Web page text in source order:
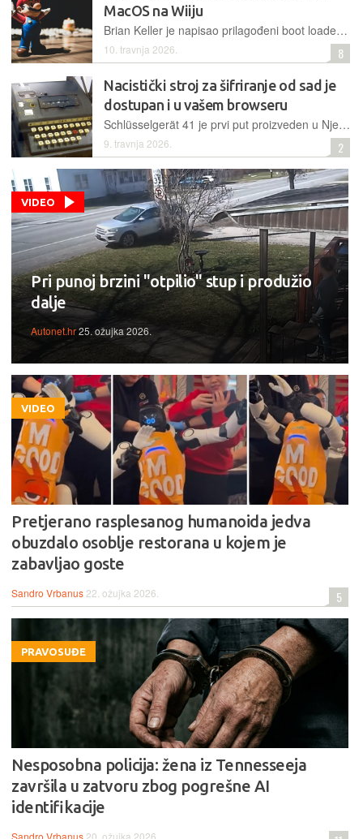
MacOS na Wiiju
Brian Keller je napisao prilagođeni boot loader, zakrpao kernel i napisao nove upravljačke programe. Čak je osposobio i Wiijeve USB portove za unos računalnim mišem i tipkovnicom.
10. travnja 2026. 8
Nacistički stroj za šifriranje od sad je
dostupan i u vašem browseru
Schlüsselgerät 41 je prvi put proizveden u Njemačkoj tijekom Drugog svjetskog rata, kao moguća zamjena za puno poznatiju Enigmu. Sad je dobio digitalno izdanje
9. travnja 2026. 2
VIDEO
Pri punoj brzini "otpilio" stup i produžio
dalje
Autonet.hr25. ožujka 2026.
VIDEO
Pretjerano rasplesanog humanoida jedva
obuzdalo osoblje restorana u kojem je
zabavljao goste
Sandro Vrbanus 22. ožujka 2026. 5
PRAVOSUĐE
Nesposobna policija: žena iz Tennesseeja
završila u zatvoru zbog pogrešne AI
identifikacije
Sandro Vrbanus 20. ožujka 2026.